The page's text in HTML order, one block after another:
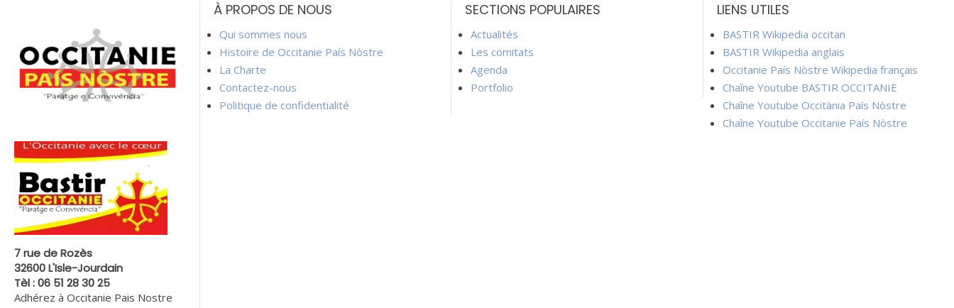
l’article
7 rue de Rozès
32600 L'Isle-Jourdain
Tèl : 06 51 28 30 25
Adhérez à Occitanie Pais Nostre
À PROPOS DE NOUS
Qui sommes nous
Histoire de Occitanie País Nòstre
La Charte
Contactez-nous
Politique de confidentialité
SECTIONS POPULAIRES
Actualités
Les comitats
Agenda
Portfolio
LIENS UTILES
BASTIR Wikipedia occitan
BASTIR Wikipedia anglais
Occitanie País Nòstre Wikipedia français
Chaîne Youtube BASTIR OCCITANIE
Chaîne Youtube Occitània País Nòstre
Chaîne Youtube Occitanie País Nòstre